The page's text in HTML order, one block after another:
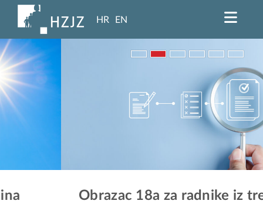
HR EN
Obrazac 18a za radnike iz trećih